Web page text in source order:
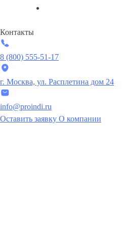
Контакты
8 (800) 555-51-17
г. Москва, ул. Расплетина дом 24
info@proindi.ru
Оставить заявку О компании